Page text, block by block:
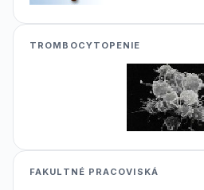
TROMBOCYTOPENIE
FAKULTNÉ PRACOVISKÁ